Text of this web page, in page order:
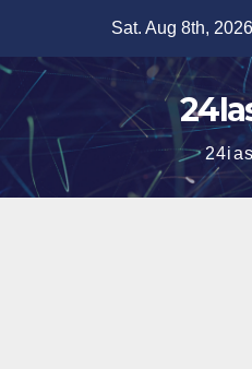
content
Sat. Aug 8th, 2026